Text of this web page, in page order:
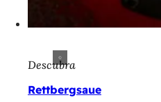
Descubra
Rettbergsaue